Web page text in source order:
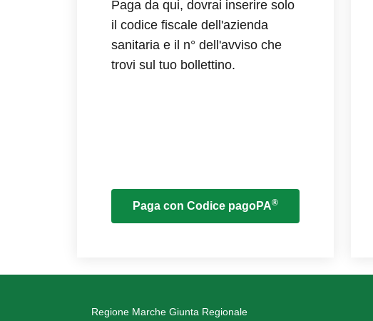
Paga da qui, dovrai inserire solo
il codice fiscale dell'azienda
sanitaria e il n° dell'avviso che
trovi sul tuo bollettino.
Paga con Codice pagoPA®
Regione Marche Giunta Regionale